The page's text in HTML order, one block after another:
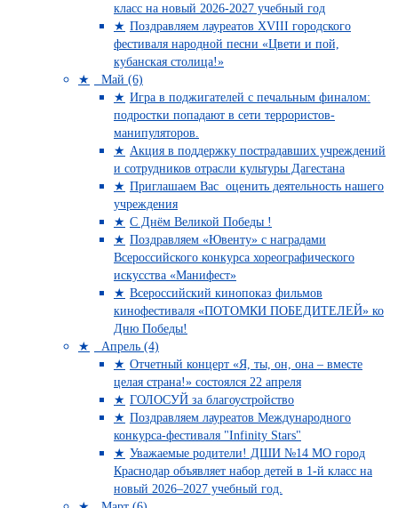
класс на новый 2026-2027 учебный год
Поздравляем лауреатов XVIII городского
фестиваля народной песни «Цвети и пой,
кубанская столица!»
Май (6)
Игра в поджигателей с печальным финалом:
подростки попадают в сети террористов-
манипуляторов.
Акция в поддержку пострадавших учреждений
и сотрудников отрасли культуры Дагестана
Приглашаем Вас оценить деятельность нашего
учреждения
C Днём Великой Победы !
Поздравляем «Ювенту» с наградами
Всероссийского конкурса хореографического
искусства «Манифест»
Всероссийский кинопоказ фильмов
кинофестиваля «ПОТОМКИ ПОБЕДИТЕЛЕЙ» ко
Дню Победы!
Апрель (4)
Отчетный концерт «Я, ты, он, она – вместе
целая страна!» состоялся 22 апреля
ГОЛОСУЙ за благоустройство
Поздравляем лауреатов Международного
конкурса-фестиваля "Infinity Stars"
Уважаемые родители! ДШИ №14 МО город
Краснодар объявляет набор детей в 1-й класс на
новый 2026–2027 учебный год.